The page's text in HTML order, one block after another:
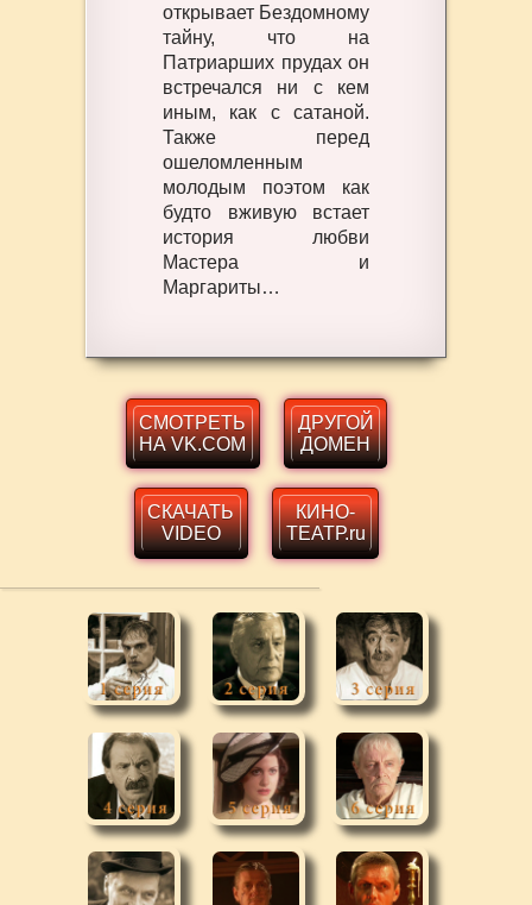
открывает Бездомному
тайну, что на
Патриарших прудах он
встречался ни с кем
иным, как с сатаной.
Также перед
ошеломленным
молодым поэтом как
будто вживую встает
история любви
Мастера и
Маргариты…
СМОТРЕТЬ
НА VK.COM
ДРУГОЙ
ДОМЕН
СКАЧАТЬ
VIDEO
КИНО-
ТЕАТР.ru